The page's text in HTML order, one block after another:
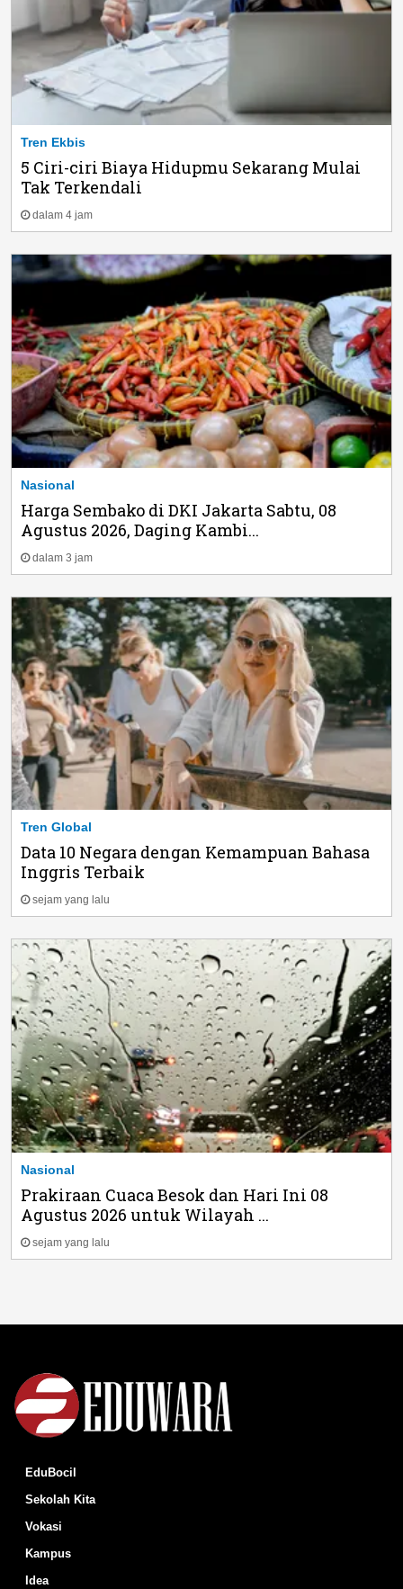
Tren Ekbis
5 Ciri-ciri Biaya Hidupmu Sekarang Mulai
Tak Terkendali
dalam 4 jam
Nasional
Harga Sembako di DKI Jakarta Sabtu, 08
Agustus 2026, Daging Kambi...
dalam 3 jam
Tren Global
Data 10 Negara dengan Kemampuan Bahasa
Inggris Terbaik
sejam yang lalu
Nasional
Prakiraan Cuaca Besok dan Hari Ini 08
Agustus 2026 untuk Wilayah ...
sejam yang lalu
EduBocil
Sekolah Kita
Vokasi
Kampus
Idea